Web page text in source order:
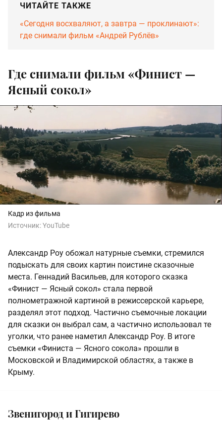
ЧИТАЙТЕ ТАКЖЕ
«Сегодня восхваляют, а завтра — проклинают»:
где снимали фильм «Андрей Рублёв»
Где снимали фильм «Финист —
Ясный сокол»
Кадр из фильма
Источник:YouTube
Александр Роу обожал натурные съемки, стремился
подыскать для своих картин поистине сказочные
места. Геннадий Васильев, для которого сказка
«Финист — Ясный сокол» стала первой
полнометражной картиной в режиссерской карьере,
разделял этот подход. Частично съемочные локации
для сказки он выбрал сам, а частично использовал те
уголки, что ранее наметил Александр Роу. В итоге
съемки «Финиста — Ясного сокола» прошли в
Московской и Владимирской областях, а также в
Крыму.
Звенигород и Гигирево